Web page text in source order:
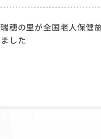
瑞穂の里が全国老人保健
ました